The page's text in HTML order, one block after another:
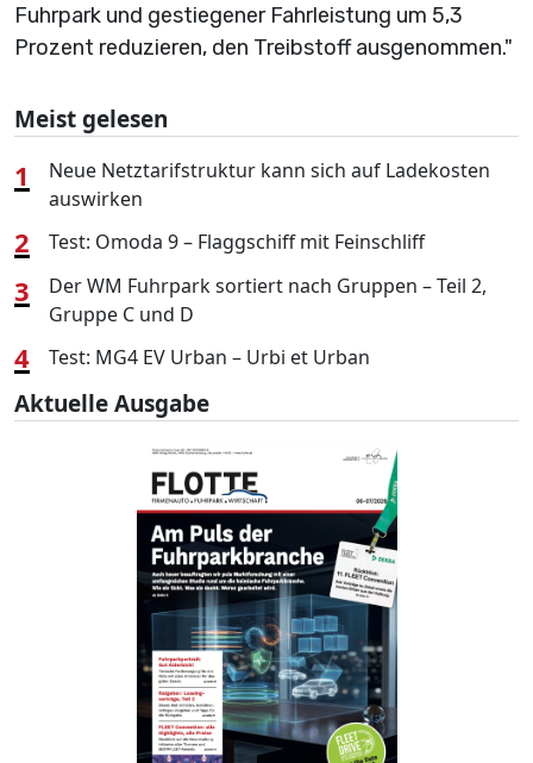
Fuhrpark und gestiegener Fahrleistung um 5,3
Prozent reduzieren, den Treibstoff ausgenommen."
Meist gelesen
1
Neue Netztarifstruktur kann sich auf Ladekosten
auswirken
2 Test: Omoda 9 – Flaggschiff mit Feinschliff
3
Der WM Fuhrpark sortiert nach Gruppen – Teil 2,
Gruppe C und D
4 Test: MG4 EV Urban – Urbi et Urban
Aktuelle Ausgabe